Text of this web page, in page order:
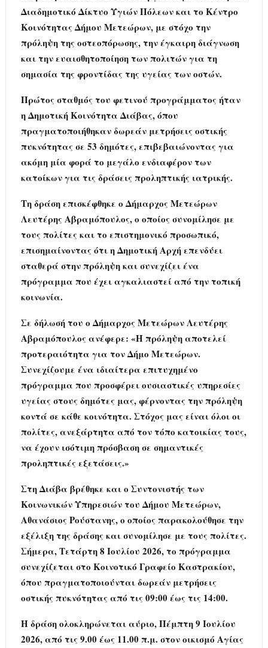
Διαδημοτικό Δίκτυο Υγιών Πόλεων και το Κέντρο
Κοινότητας Δήμου Μετεώρων, με στόχο την
πρόληψη της οστεοπόρωσης, την έγκαιρη διάγνωση
και την ευαισθητοποίηση των πολιτών για τη
σημασία της φροντίδας της υγείας των οστών.
Πρώτος σταθμός του φετινού προγράμματος ήταν
η Δημοτική Κοινότητα Διάβας, όπου
πραγματοποιήθηκαν δωρεάν μετρήσεις οστικής
πυκνότητας σε 53 δημότες, επιβεβαιώνοντας για
ακόμη μία φορά το μεγάλο ενδιαφέρον των
κατοίκων για τις δράσεις προληπτικής ιατρικής.
Τη δράση επισκέφθηκε ο Δήμαρχος Μετεώρων
Λευτέρης Αβραμόπουλος, ο οποίος συνομίλησε με
τους πολίτες και το επιστημονικό προσωπικό,
επισημαίνοντας ότι η Δημοτική Αρχή επενδύει
σταθερά στην πρόληψη και συνεχίζει ένα
πρόγραμμα που έχει αγκαλιαστεί από την τοπική
κοινωνία.
Σε δήλωσή του ο Δήμαρχος Μετεώρων Λευτέρης
Αβραμόπουλος ανέφερε: «Η πρόληψη αποτελεί
προτεραιότητα για τον Δήμο Μετεώρων.
Συνεχίζουμε ένα ιδιαίτερα επιτυχημένο
πρόγραμμα που προσφέρει ουσιαστικές υπηρεσίες
υγείας στους δημότες μας, φέρνοντας την πρόληψη
κοντά σε κάθε κοινότητα. Στόχος μας είναι όλοι οι
πολίτες, ανεξάρτητα από τον τόπο κατοικίας τους,
να έχουν ισότιμη πρόσβαση σε σημαντικές
προληπτικές εξετάσεις.»
Στη Διάβα βρέθηκε και ο Συντονιστής των
Κοινωνικών Υπηρεσιών του Δήμου Μετεώρων,
Αθανάσιος Ρούστανης, ο οποίος παρακολούθησε την
εξέλιξη της δράσης και συνομίλησε με τους πολίτες.
Σήμερα, Τετάρτη 8 Ιουλίου 2026, το πρόγραμμα
συνεχίζεται στο Κοινοτικό Γραφείο Καστρακίου,
όπου πραγματοποιούνται δωρεάν μετρήσεις
οστικής πυκνότητας από τις 09:00 έως τις 14:00.
Η δράση ολοκληρώνεται αύριο, Πέμπτη 9 Ιουλίου
2026, από τις 9.00 έως 11.00 π.μ. στον οικισμό Αγίας